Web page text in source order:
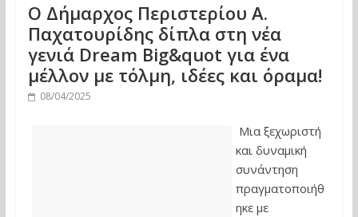
Ο Δήμαρχος Περιστερίου Α.
Παχατουρίδης δίπλα στη νέα
γενιά Dream Big&quot για ένα
μέλλον με τόλμη, ιδέες και όραμα!
08/04/2025
Μια ξεχωριστή
και δυναμική
συνάντηση
πραγματοποιήθ
ηκε με